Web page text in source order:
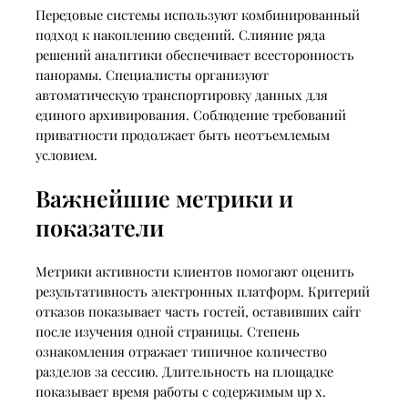
Передовые системы используют комбинированный
подход к накоплению сведений. Слияние ряда
решений аналитики обеспечивает всесторонность
панорамы. Специалисты организуют
автоматическую транспортировку данных для
единого архивирования. Соблюдение требований
приватности продолжает быть неотъемлемым
условием.
Важнейшие метрики и
показатели
Метрики активности клиентов помогают оценить
результативность электронных платформ. Критерий
отказов показывает часть гостей, оставивших сайт
после изучения одной страницы. Степень
ознакомления отражает типичное количество
разделов за сессию. Длительность на площадке
показывает время работы с содержимым up x.